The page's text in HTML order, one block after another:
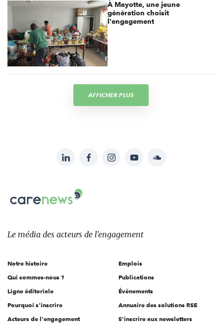
À Mayotte, une jeune
génération choisit
l'engagement
AFFICHER PLUS
sur:
LinkedInFacebookInstagramYouTubeSoundcloud
Carenews,
Le
des
l'engagement
Le média des acteurs de l'engagement
Notre histoire
Qui sommes-nous ?
Ligne éditoriale
Pourquoi s'inscrire
Acteurs de l'engagement
Emplois
Publications
Évènements
Annuaire des solutions RSE
S'inscrire aux newsletters